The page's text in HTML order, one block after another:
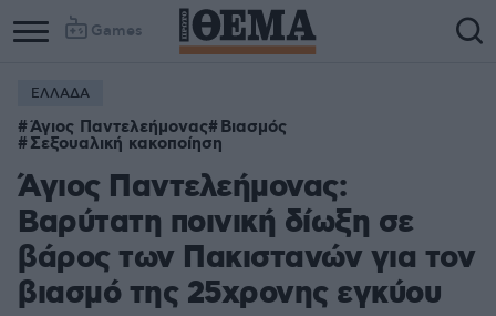
Games
Column
1
Column
2
ΕΛΛΑΔΑ
Άγιος Παντελεήμονας Βιασμός
Σεξουαλική κακοποίηση
Άγιος Παντελεήμονας:
Βαρύτατη ποινική δίωξη σε
βάρος των Πακιστανών για τον
βιασμό της 25χρονης εγκύου